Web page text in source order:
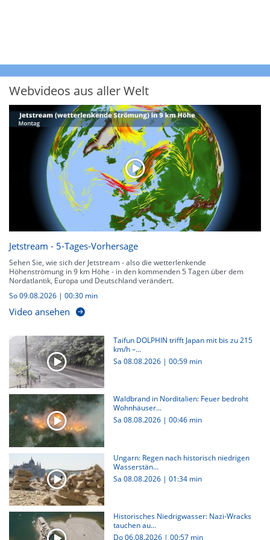
Webvideos aus aller Welt
Jetstream - 5-Tages-Vorhersage
Sehen Sie, wie sich der Jetstream - also die wetterlenkende
Höhenströmung in 9 km Höhe - in den kommenden 5 Tagen über dem
Nordatlantik, Europa und Deutschland verändert.
So 09.08.2026 | 00:30 min
Video ansehen
Taifun DOLPHIN trifft Japan mit bis zu 215
km/h –...
Sa 08.08.2026 |00:59 min
Waldbrand in Norditalien: Feuer bedroht
Wohnhäuser...
Sa 08.08.2026 |00:46 min
Ungarn: Regen nach historisch niedrigen
Wasserstän...
Sa 08.08.2026 |01:34 min
Historisches Niedrigwasser: Nazi-Wracks
tauchen au...
Do 06.08.2026 |00:57 min